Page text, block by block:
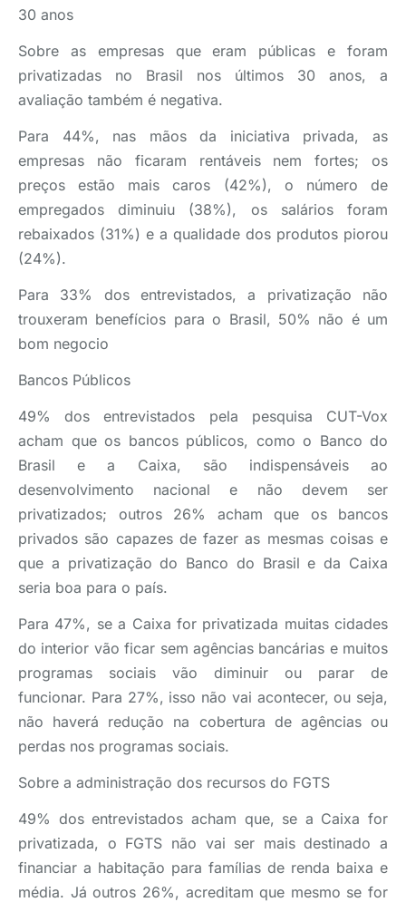
30 anos
Sobre as empresas que eram públicas e foram
privatizadas no Brasil nos últimos 30 anos, a
avaliação também é negativa.
Para 44%, nas mãos da iniciativa privada, as
empresas não ficaram rentáveis nem fortes; os
preços estão mais caros (42%), o número de
empregados diminuiu (38%), os salários foram
rebaixados (31%) e a qualidade dos produtos piorou
(24%).
Para 33% dos entrevistados, a privatização não
trouxeram benefícios para o Brasil, 50% não é um
bom negocio
Bancos Públicos
49% dos entrevistados pela pesquisa CUT-Vox
acham que os bancos públicos, como o Banco do
Brasil e a Caixa, são indispensáveis ao
desenvolvimento nacional e não devem ser
privatizados; outros 26% acham que os bancos
privados são capazes de fazer as mesmas coisas e
que a privatização do Banco do Brasil e da Caixa
seria boa para o país.
Para 47%, se a Caixa for privatizada muitas cidades
do interior vão ficar sem agências bancárias e muitos
programas sociais vão diminuir ou parar de
funcionar. Para 27%, isso não vai acontecer, ou seja,
não haverá redução na cobertura de agências ou
perdas nos programas sociais.
Sobre a administração dos recursos do FGTS
49% dos entrevistados acham que, se a Caixa for
privatizada, o FGTS não vai ser mais destinado a
financiar a habitação para famílias de renda baixa e
média. Já outros 26%, acreditam que mesmo se for